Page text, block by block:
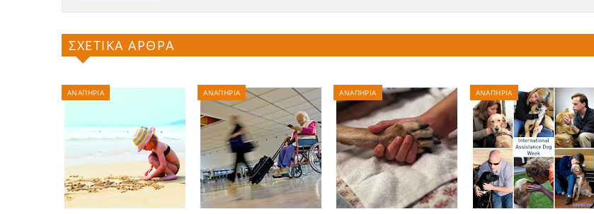
ΣΧΕΤΙΚΑ ΑΡΘΡΑ
ΑΝΑΠΗΡΙΑ ΑΝΑΠΗΡΙΑ ΑΝΑΠΗΡΙΑ ΑΝΑΠΗΡΙΑ